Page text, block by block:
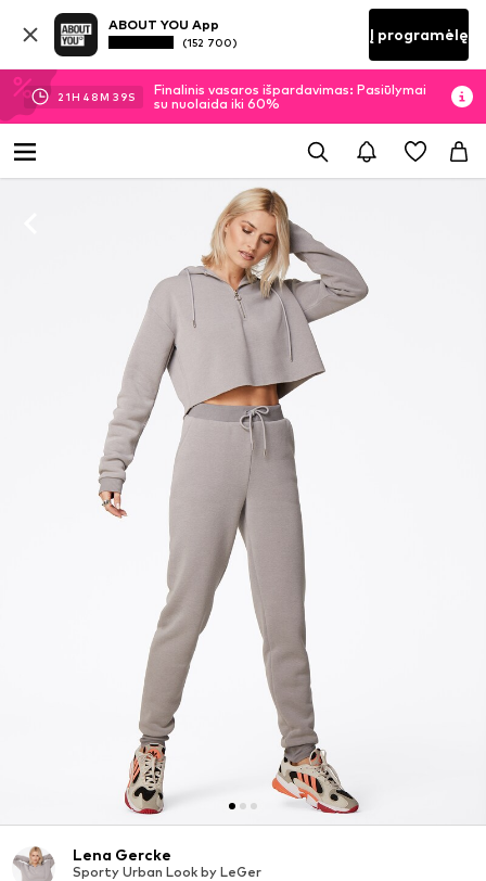
ABOUT YOU App
(152 700) Į programėlę
21H 48M 38S
Finalinis vasaros išpardavimas: Pasiūlymai
su nuolaida iki 60%
Lena Gercke
Sporty Urban Look by LeGer